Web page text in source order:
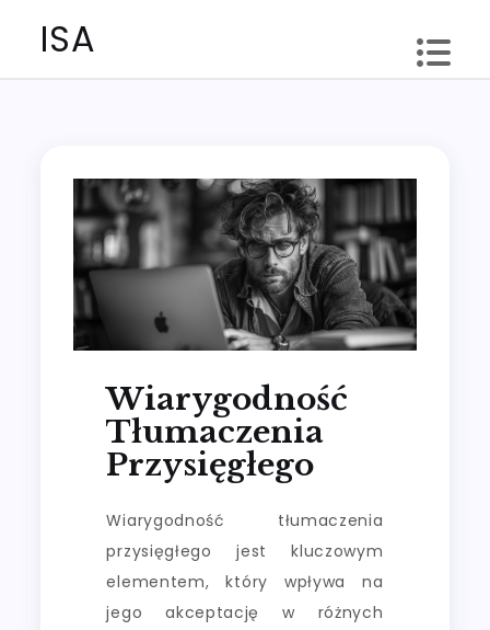
ISA
Wiarygodność
Tłumaczenia
Przysięgłego
Wiarygodność tłumaczenia
przysięgłego jest kluczowym
elementem, który wpływa na
jego akceptację w różnych